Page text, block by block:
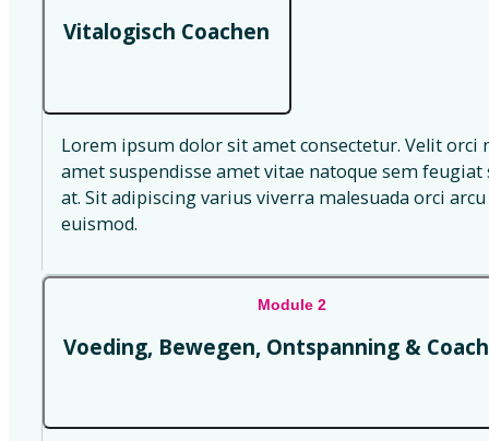
Vitalogisch Coachen
Lorem ipsum dolor sit amet consectetur. Velit
amet suspendisse amet vitae natoque sem
at. Sit adipiscing varius viverra malesuada orci
euismod.
Module 2
Voeding, Bewegen, Ontspanning &